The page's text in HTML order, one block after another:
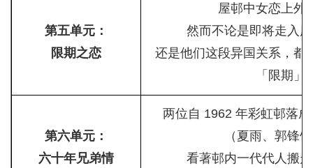
第五单元：
限期之恋
屋邨中女恋上外
然而不论是即将走入
还是他们这段异国关系，都
「限期」
第六单元：
六十年兄弟情
两位自 1962 年彩虹邨落
（夏雨、郭锋
看著邨内一代代人搬